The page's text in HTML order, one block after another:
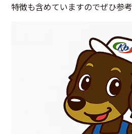
特徴も含めていますのでぜひ参